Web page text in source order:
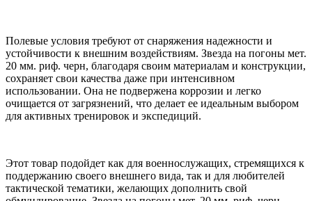
Полевые условия требуют от снаряжения надежности и
устойчивости к внешним воздействиям. Звезда на погоны мет.
20 мм. риф. черн, благодаря своим материалам и конструкции,
сохраняет свои качества даже при интенсивном
использовании. Она не подвержена коррозии и легко
очищается от загрязнений, что делает ее идеальным выбором
для активных тренировок и экспедиций.
Этот товар подойдет как для военнослужащих, стремящихся к
поддержанию своего внешнего вида, так и для любителей
тактической тематики, желающих дополнить свой